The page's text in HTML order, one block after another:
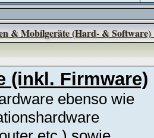
& Mobilgeräte (Hard- & Software)
(inkl. Firmware)
ebenso wie